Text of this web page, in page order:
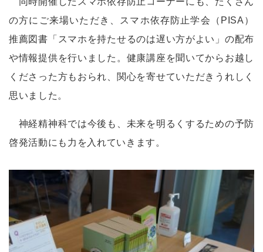
の方にご来場いただき、スマホ依存防止学会（ PISA ）
推薦図書「スマホを持たせるのは遅い方がよい」の配布
や情報提供を行いました。健康講座を聞いてからお越し
くださった方もおられ、関心を寄せていただきうれしく
思いました。
神経精神科では今後も、未来を明るくするための予防
啓発活動にも力を入れていきます。